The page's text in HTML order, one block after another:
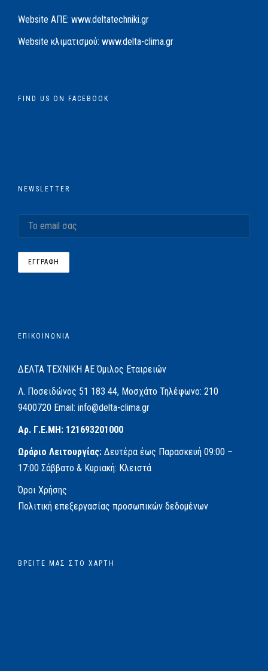
Website AΠΕ: www.deltatechniki.gr
Website κλιματισμού: www.delta-clima.gr
FIND US ON FACEBOOK
NEWSLETTER
ΕΠΙΚΟΙΝΩΝΙΑ
ΔΕΛΤΑ ΤΕΧΝΙΚΗ ΑΕΌμιλος Εταιρειών
Λ. Ποσειδώνος 51 183 44, Μοσχάτο Τηλέφωνο: 210
9400720 Email: info@delta-clima.gr
Αρ. Γ.Ε.ΜΗ: 121693201000
Ωράριο Λειτουργίας: Δευτέρα έως Παρασκευή 09:00 –
17:00 Σάββατο & Κυριακή: Κλειστά
Όροι Χρήσης
Πολιτική επεξεργασίας προσωπικών δεδομένων
ΒΡΕΊΤΕ ΜΑΣ ΣΤΟ ΧΆΡΤΗ